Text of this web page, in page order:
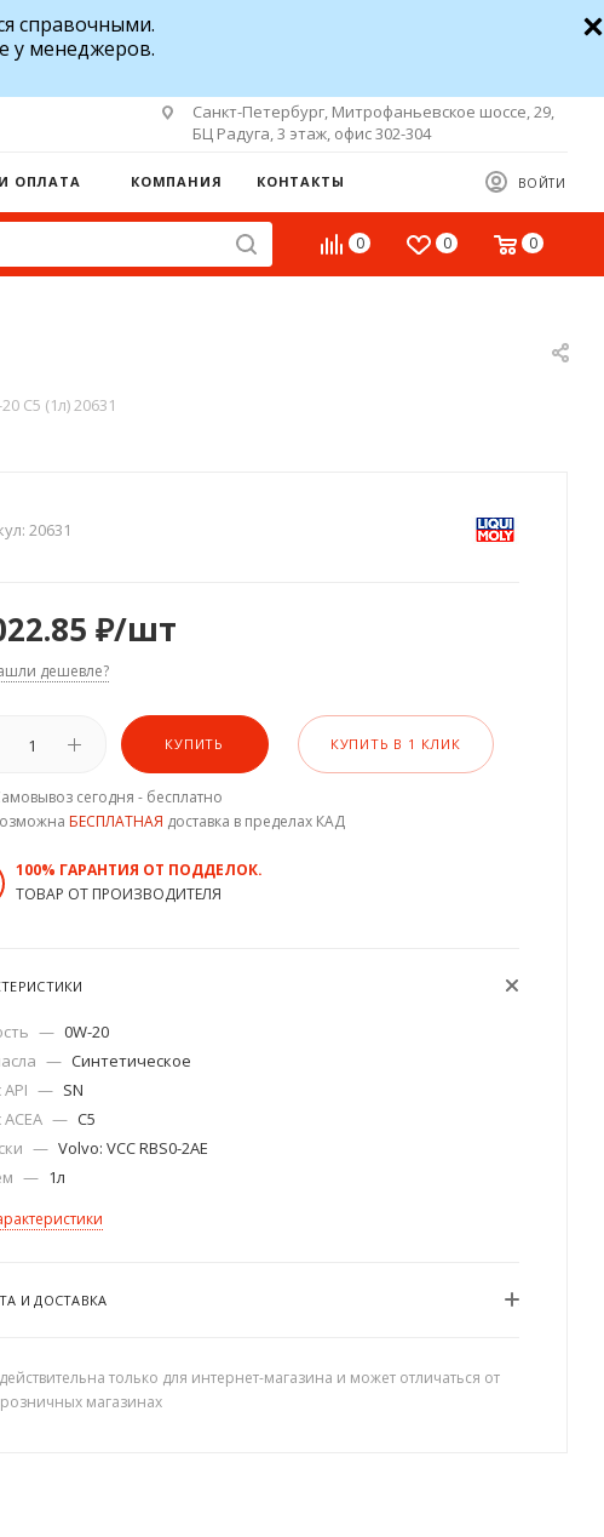
справочными.
у менеджеров.
Санкт-Петербург, Митрофаньевское шоссе, 29,
БЦ Радуга, 3 этаж, офис 302-304
ВОЙТИ
ОПЛАТА КОМПАНИЯ КОНТАКТЫ
0 0 0
C5 (1л) 20631
20631
₽/шт
дешевле?
КУПИТЬ КУПИТЬ В 1 КЛИК
сегодня - бесплатно
БЕСПЛАТНАЯ доставка в пределах КАД
100% ГАРАНТИЯ ОТ ПОДДЕЛОК.
ТОВАР ОТ ПРОИЗВОДИТЕЛЯ
— 0W-20
— Синтетическое
— SN
— C5
— Volvo: VCC RBS0-2AE
— 1л
И ДОСТАВКА
только для интернет-магазина и может отличаться от
магазинах